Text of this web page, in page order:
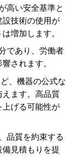
高い安全基準と
技術の使用が
増加します。
であり、労働者
されます。
、機器の公式な
ます。高品質
げる可能性が
品質を約束する
見積もりを提